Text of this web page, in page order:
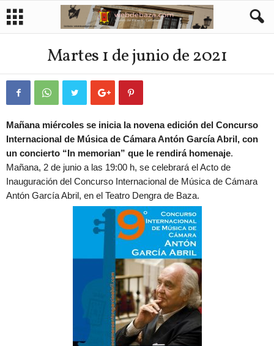
Martes 1 de junio de 2021
Mañana miércoles se inicia la novena edición del Concurso
Internacional de Música de Cámara Antón García Abril, con
un concierto “In memorian” que le rendirá homenaje.
Mañana, 2 de junio a las 19:00 h, se celebrará el Acto de
Inauguración del Concurso Internacional de Música de Cámara
Antón García Abril, en el Teatro Dengra de Baza.